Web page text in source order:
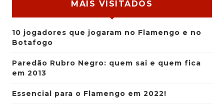
MAIS VISITADOS
10 jogadores que jogaram no Flamengo e no
Botafogo
Paredão Rubro Negro: quem sai e quem fica
em 2013
Essencial para o Flamengo em 2022!